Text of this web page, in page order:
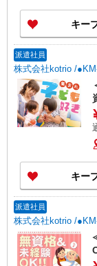
キー
派遣社員
株式会社kotrio /
キー
派遣社員
株式会社kotrio /